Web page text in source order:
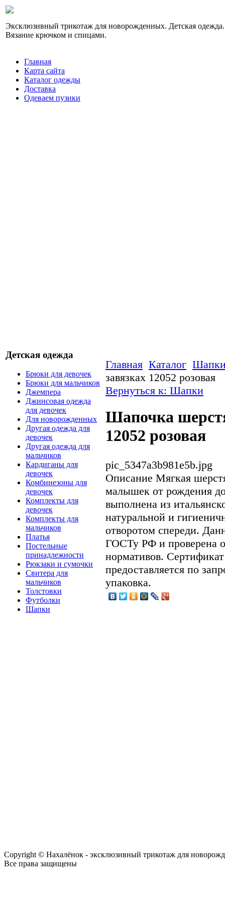
Эксклюзивный трикотаж для новорожденных. Детская одежда.
Вязание крючком и спицами.
Главная
Карта сайта
Каталог одежды
Доставка
Одеваем пузики
Детская одежда
Брюки для девочек
Брюки для мальчиков
Джемпера
Джинсовая одежда
для девочек
Для новорожденных
Другая одежда для
девочек
Другая одежда для
мальчиков
Кардиганы для
девочек
Комбинезоны для
девочек
Комплекты для
девочек
Комплекты для
мальчиков
Платья
Постельные
принадлежности
Рюкзаки и сумочки
Свитера для
мальчиков
Толстовки
Футболки
Шапки
Главная Каталог
завязках 12052 розовая
Вернуться к: Шапки
Шапочка
12052 розовая
pic_5347a3b981e5b.jpg
Описание Мягкая
малышек от рождения
выполнена из
натуральной и
отворотом спереди.
ГОСТу РФ и проверена
нормативов.
предоставляется по
упаковка.
Copyright © Нахалёнок - эксклюзивный трикотаж для
Все права защищены